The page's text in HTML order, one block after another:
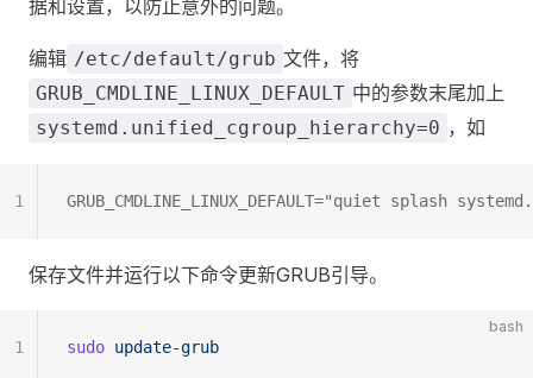
据和设置，以防止意外的问题。
编辑 /etc/default/grub 文件，将
GRUB_CMDLINE_LINUX_DEFAULT 中的参数末尾加上
systemd.unified_cgroup_hierarchy=0 ，如
GRUB_CMDLINE_LINUX_DEFAULT="quiet splash
1
保存文件并运行以下命令更新GRUB引导。
bash
sudo update-grub
1